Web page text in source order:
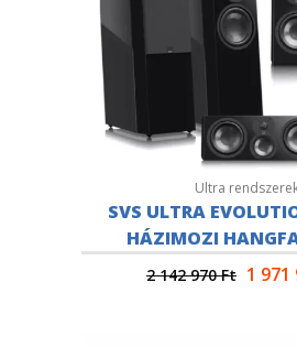
Ultra
SVS ULTRA
HÁZIMOZI
2 142 970Ft 1 971